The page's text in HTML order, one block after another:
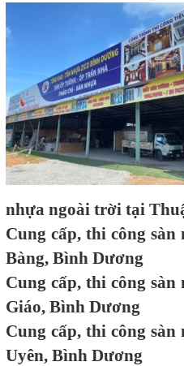
nhựa ngoài trời tại
Cung cấp, thi công
Bàng, Bình Dương
Cung cấp, thi công
Giáo, Bình Dương
Cung cấp, thi công
Uyên, Bình Dương